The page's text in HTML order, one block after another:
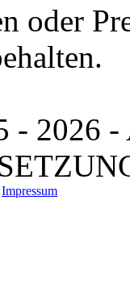
oder
- 2026
Impressum